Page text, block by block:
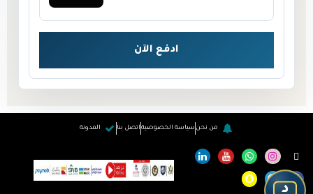
ادفع الآن
من نحن سياسة الخصوصية اتصل بنا المدونة
د